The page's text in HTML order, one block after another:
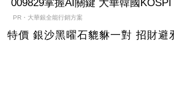
009829掌握AI關鍵 大華韓國
PR・大華銀全能行銷方案
特價 銀沙黑曜石貔貅一對 招財避